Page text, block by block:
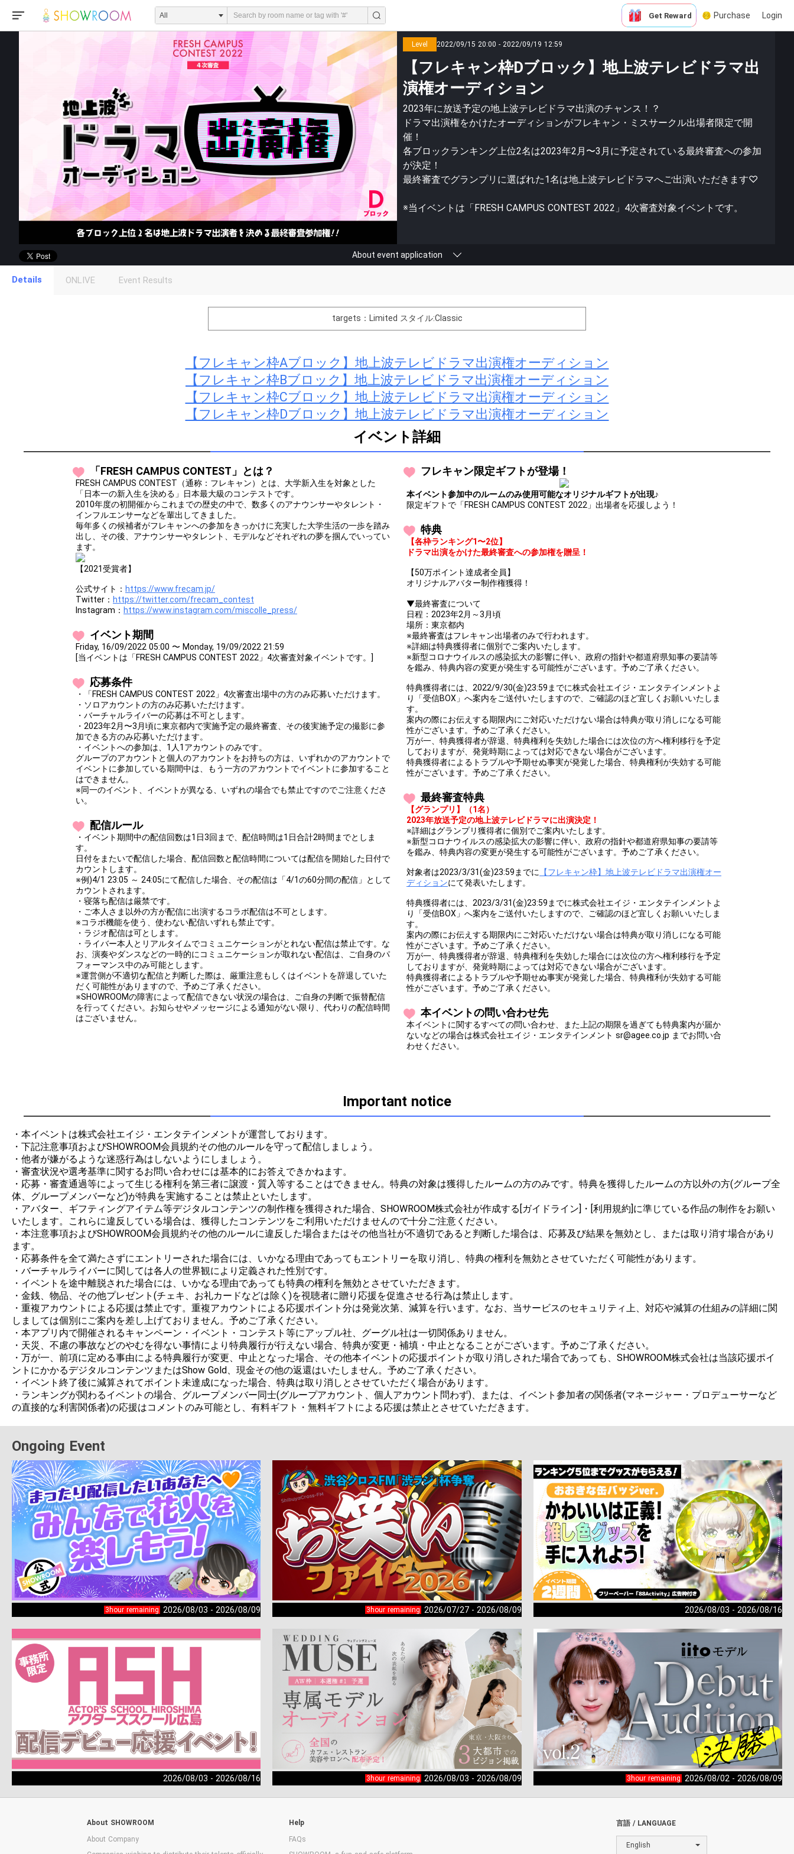
Get Reward Purchase Login
Level 2022/09/15 20:00 - 2022/09/19 12:59
【フレキャン枠Dブロック】地上波テレビドラマ出
演権オーディション
2023年に放送予定の地上波テレビドラマ出演のチャンス！？
ドラマ出演権をかけたオーディションがフレキャン・ミスサークル出場者限定で開
催！
各ブロックランキング上位2名は2023年2月〜3月に予定されている最終審査への参加
が決定！
最終審査でグランプリに選ばれた1名は地上波テレビドラマへご出演いただきます♡
※当イベントは「FRESH CAMPUS CONTEST 2022」4次審査対象イベントです。
About event application
Level Points
Event Begins!
Throw gifts to the stage and join the live performance.
First, try throwing free Stars (once a day)! You can also charge Show Gold to purchase gifts
(available from 1 JPY)! When you continue to send gifts to the performer(s), the performer's
To cheer on performers, you can send them gifts.
Comments
You can post comments. Please refrain from posting comments that may offend performers or
other users.
Close
Details ONLIVE Event Results
targets：Limited スタイル:Classic
【フレキャン枠Aブロック】地上波テレビドラマ出演権オーディション
【フレキャン枠Bブロック】地上波テレビドラマ出演権オーディション
【フレキャン枠Cブロック】地上波テレビドラマ出演権オーディション
【フレキャン枠Dブロック】地上波テレビドラマ出演権オーディション
イベント詳細
「FRESH CAMPUS CONTEST」とは？
FRESH CAMPUS CONTEST（通称：フレキャン）とは、大学新入生を対象とした
「日本一の新入生を決める」日本最大級のコンテストです。
2010年度の初開催からこれまでの歴史の中で、数多くのアナウンサーやタレント・
インフルエンサーなどを輩出してきました。
毎年多くの候補者がフレキャンへの参加をきっかけに充実した大学生活の一歩を踏み
出し、その後、アナウンサーやタレント、モデルなどそれぞれの夢を掴んでいってい
ます。
【2021受賞者】
公式サイト： https://www.frecam.jp/
Twitter： https://twitter.com/frecam_contest
Instagram： https://www.instagram.com/miscolle_press/
イベント期間
Friday, 16/09/2022 05:00 〜 Monday, 19/09/2022 21:59
[当イベントは「FRESH CAMPUS CONTEST 2022」4次審査対象イベントです。]
応募条件
・「FRESH CAMPUS CONTEST 2022」4次審査出場中の方のみ応募いただけます。
・ソロアカウントの方のみ応募いただけます。
・バーチャルライバーの応募は不可とします。
・2023年2月〜3月頃に東京都内で実施予定の最終審査、その後実施予定の撮影に参
加できる方のみ応募いただけます。
・イベントへの参加は、1人1アカウントのみです。
グループのアカウントと個人のアカウントをお持ちの方は、いずれかのアカウントで
イベントに参加している期間中は、もう一方のアカウントでイベントに参加すること
はできません。
※同一のイベント、イベントが異なる、いずれの場合でも禁止ですのでご注意くださ
い。
配信ルール
・イベント期間中の配信回数は1日3回まで、配信時間は1日合計2時間までとしま
す。
日付をまたいで配信した場合、配信回数と配信時間については配信を開始した日付で
カウントします。
※例)4/1 23:05 ～ 24:05にて配信した場合、その配信は「4/1の60分間の配信」として
カウントされます。
・寝落ち配信は厳禁です。
・ご本人さま以外の方が配信に出演するコラボ配信は不可とします。
※コラボ機能を使う、使わない配信いずれも禁止です。
・ラジオ配信は可とします。
・ライバー本人とリアルタイムでコミュニケーションがとれない配信は禁止です。な
お、演奏やダンスなどの一時的にコミュニケーションが取れない配信は、ご自身のパ
フォーマンス中のみ可能とします。
※運営側が不適切な配信と判断した際は、厳重注意もしくはイベントを辞退していた
だく可能性がありますので、予めご了承ください。
※SHOWROOMの障害によって配信できない状況の場合は、ご自身の判断で振替配信
を行ってください。お知らせやメッセージによる通知がない限り、代わりの配信時間
はございません。
フレキャン限定ギフトが登場！
本イベント参加中のルームのみ使用可能なオリジナルギフトが出現♪
限定ギフトで「FRESH CAMPUS CONTEST 2022」出場者を応援しよう！
特典
【各枠ランキング1〜2位】
ドラマ出演をかけた最終審査への参加権を贈呈！
【50万ポイント達成者全員】
オリジナルアバター制作権獲得！
▼最終審査について
日程：2023年2月～3月頃
場所：東京都内
※最終審査はフレキャン出場者のみで行われます。
※詳細は特典獲得者に個別でご案内いたします。
※新型コロナウイルスの感染拡大の影響に伴い、政府の指針や都道府県知事の要請等
を鑑み、特典内容の変更が発生する可能性がございます。予めご了承ください。
特典獲得者には、2022/9/30(金)23:59までに株式会社エイジ・エンタテインメントよ
り「受信BOX」へ案内をご送付いたしますので、ご確認のほど宜しくお願いいたしま
す。
案内の際にお伝えする期限内にご対応いただけない場合は特典が取り消しになる可能
性がございます。予めご了承ください。
万が一、特典獲得者が辞退、特典権利を失効した場合には次位の方へ権利移行を予定
しておりますが、発覚時期によっては対応できない場合がございます。
特典獲得者によるトラブルや予期せぬ事実が発覚した場合、特典権利が失効する可能
性がございます。予めご了承ください。
最終審査特典
【グランプリ】（1名）
2023年放送予定の地上波テレビドラマに出演決定！
※詳細はグランプリ獲得者に個別でご案内いたします。
※新型コロナウイルスの感染拡大の影響に伴い、政府の指針や都道府県知事の要請等
を鑑み、特典内容の変更が発生する可能性がございます。予めご了承ください。
対象者は2023/3/31(金)23:59までに
【フレキャン枠】地上波テレビドラマ出演権オー
ディションにて発表いたします。
特典獲得者には、2023/3/31(金)23:59までに株式会社エイジ・エンタテインメントよ
り「受信BOX」へ案内をご送付いたしますので、ご確認のほど宜しくお願いいたしま
す。
案内の際にお伝えする期限内にご対応いただけない場合は特典が取り消しになる可能
性がございます。予めご了承ください。
万が一、特典獲得者が辞退、特典権利を失効した場合には次位の方へ権利移行を予定
しておりますが、発覚時期によっては対応できない場合がございます。
特典獲得者によるトラブルや予期せぬ事実が発覚した場合、特典権利が失効する可能
性がございます。予めご了承ください。
本イベントの問い合わせ先
本イベントに関するすべての問い合わせ、また上記の期限を過ぎても特典案内が届か
ないなどの場合は株式会社エイジ・エンタテインメント sr@agee.co.jp までお問い合
わせください。
Important notice
・本イベントは株式会社エイジ・エンタテインメントが運営しております。
・下記注意事項およびSHOWROOM会員規約その他のルールを守って配信しましょう。
・他者が嫌がるような迷惑行為はしないようにしましょう。
・審査状況や選考基準に関するお問い合わせには基本的にお答えできかねます。
・応募・審査通過等によって生じる権利を第三者に譲渡・質入等することはできません。特典の対象は獲得したルームの方のみです。特典を獲得したルームの方以外の方(グループ全
体、グループメンバーなど)が特典を実施することは禁止といたします。
・アバター、ギフティングアイテム等デジタルコンテンツの制作権を獲得された場合、SHOWROOM株式会社が作成する[ガイドライン]・[利用規約]に準じている作品の制作をお願い
いたします。これらに違反している場合は、獲得したコンテンツをご利用いただけませんので十分ご注意ください。
・本注意事項およびSHOWROOM会員規約その他のルールに違反した場合またはその他当社が不適切であると判断した場合は、応募及び結果を無効とし、または取り消す場合があり
ます。
・応募条件を全て満たさずにエントリーされた場合には、いかなる理由であってもエントリーを取り消し、特典の権利を無効とさせていただく可能性があります。
・バーチャルライバーに関しては各人の世界観により定義された性別です。
・イベントを途中離脱された場合には、いかなる理由であっても特典の権利を無効とさせていただきます。
・金銭、物品、その他プレゼント(チェキ、お礼カードなどは除く)を視聴者に贈り応援を促進させる行為は禁止します。
・重複アカウントによる応援は禁止です。重複アカウントによる応援ポイント分は発覚次第、減算を行います。なお、当サービスのセキュリティ上、対応や減算の仕組みの詳細に関
しましては個別にご案内を差し上げておりません。予めご了承ください。
・本アプリ内で開催されるキャンペーン・イベント・コンテスト等にアップル社、グーグル社は一切関係ありません。
・天災、不慮の事故などのやむを得ない事情により特典履行が行えない場合、特典が変更・補填・中止となることがございます。予めご了承ください。
・万が一、前項に定める事由による特典履行が変更、中止となった場合、その他本イベントの応援ポイントが取り消しされた場合であっても、SHOWROOM株式会社は当該応援ポイ
ントにかかるデジタルコンテンツまたはShow Gold、現金その他の返還はいたしません。予めご了承ください。
・イベント終了後に減算されてポイント未達成になった場合、特典は取り消しとさせていただく場合があります。
・ランキングが関わるイベントの場合、グループメンバー同士(グループアカウント、個人アカウント問わず)、または、イベント参加者の関係者(マネージャー・プロデューサーなど
の直接的な利害関係者)の応援はコメントのみ可能とし、有料ギフト・無料ギフトによる応援は禁止とさせていただきます。
Ongoing Event
3hour remaining 2026/08/03 - 2026/08/09 3hour remaining 2026/07/27 - 2026/08/09 2026/08/03 - 2026/08/16
2026/08/03 - 2026/08/16 3hour remaining 2026/08/03 - 2026/08/09 3hour remaining 2026/08/02 - 2026/08/09
About SHOWROOM
About Company
Help
FAQs
言語 / LANGUAGE
English